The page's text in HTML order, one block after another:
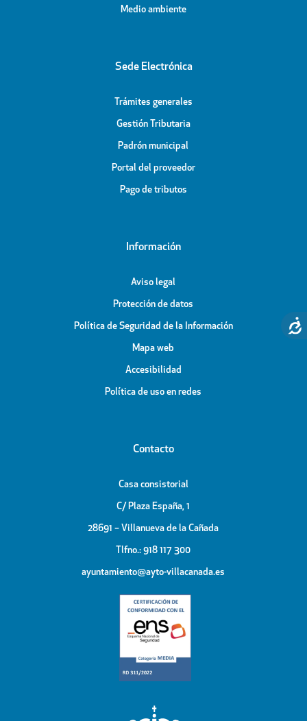
Medio ambiente
Sede Electrónica
Trámites generales
Gestión Tributaria
Padrón municipal
Portal del proveedor
Pago de tributos
Información
Aviso legal
Protección de datos
Política de Seguridad de la Información
Mapa web
Accesibilidad
Política de uso en redes
Contacto
Casa consistorial
C/ Plaza España, 1
28691 – Villanueva de la Cañada
Tlfno.: 918 117 300
ayuntamiento@ayto-villacanada.es